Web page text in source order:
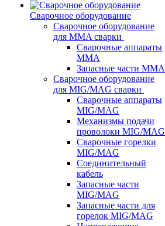
Сварочное оборудование
Сварочное оборудование
для MMA сварки
Сварочные аппараты
MMA
Запасные части MMA
Сварочное оборудование
для MIG/MAG сварки
Сварочные аппараты
MIG/MAG
Механизмы подачи
проволоки MIG/MAG
Сварочные горелки
MIG/MAG
Соединительный
кабель
Запасные части
MIG/MAG
Запасные части для
горелок MIG/MAG